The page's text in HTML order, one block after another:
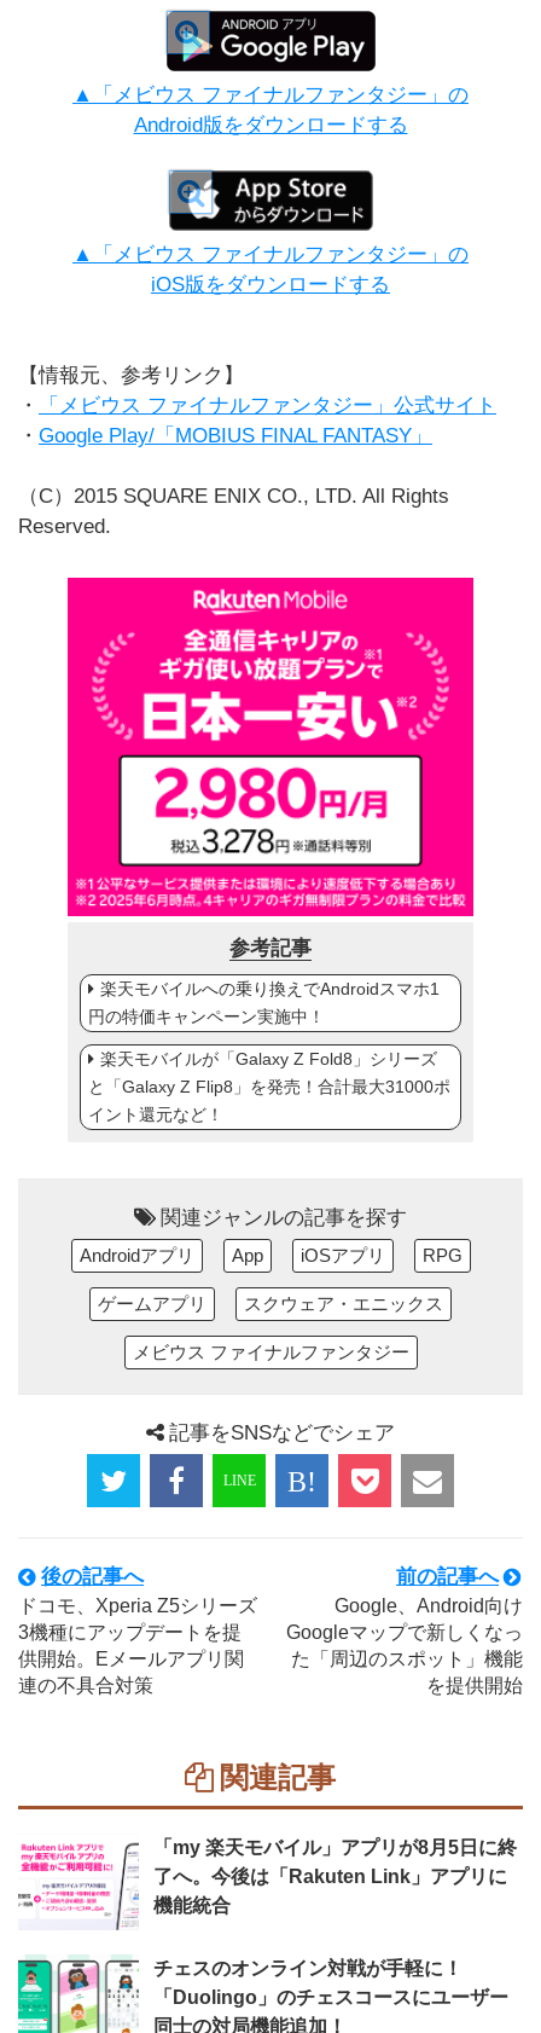
▲「メビウス ファイナルファンタジー」の
Android版をダウンロードする
▲「メビウス ファイナルファンタジー」の
iOS版をダウンロードする
【情報元、参考リンク】
・
「メビウス ファイナルファンタジー」公式サイト
・ Google Play/「MOBIUS FINAL FANTASY」
（C）2015 SQUARE ENIX CO., LTD. All Rights
Reserved.
参考記事
楽天モバイルへの乗り換えでAndroidスマホ1
円の特価キャンペーン実施中！
楽天モバイルが「Galaxy Z Fold8」シリーズ
と「Galaxy Z Flip8」を発売！合計最大31000ポ
イント還元など！
関連ジャンルの記事を探す
Androidアプリ App iOSアプリ RPG
ゲームアプリ スクウェア・エニックス
メビウス ファイナルファンタジー
記事をSNSなどでシェア
後の記事へ
ドコモ、Xperia Z5シリーズ
3機種にアップデートを提
供開始。Eメールアプリ関
連の不具合対策
前の記事へ
Google、Android向け
Googleマップで新しくなっ
た「周辺のスポット」機能
を提供開始
関連記事
「my 楽天モバイル」アプリが8月5日に終
了へ。今後は「Rakuten Link」アプリに
機能統合
チェスのオンライン対戦が手軽に！
「Duolingo」のチェスコースにユーザー
同士の対局機能追加！